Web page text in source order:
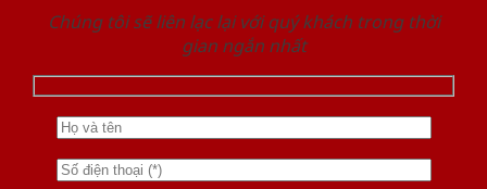
Chúng tôi sẽ liên lạc lại với quý khách trong thời
gian ngắn nhất